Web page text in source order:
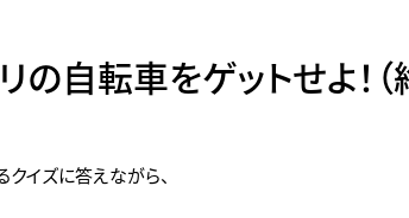
自転車をゲットせよ！（
イズに答えながら、